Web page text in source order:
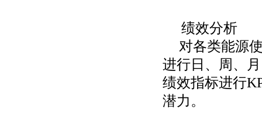
绩效分析
对各类能源
进行日、周、
绩效指标进行
潜力。